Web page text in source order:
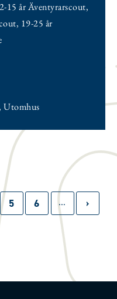
15 år Äventyrarscout,
, 19-25 år
Utomhus
Sida
5 Sida
6 …
Nästa
sida
›